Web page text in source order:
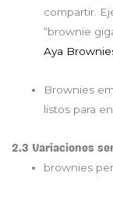
compartir.
“brownie
Aya
Brownies
listos para
2.3 Variaciones
brownies